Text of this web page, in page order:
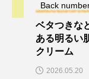
Back
ベタつきな
ある明るい
クリーム
2026.05.20